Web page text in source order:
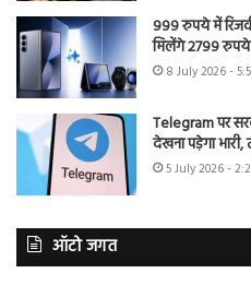
999 रुपये में
मिलेंगे 2799
8 July 2026 -
Telegram पर
देखना पड़ेगा भारी,
5 July 2026 -
ऑटो जगत